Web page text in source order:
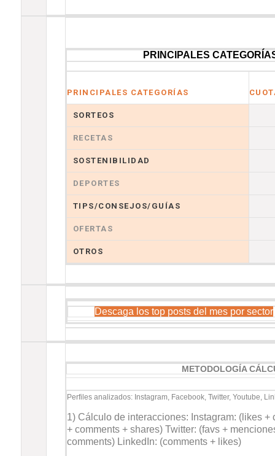
PRINCIPALES
PRINCIPALES CATEGORÍAS
SORTEOS
RECETAS
SOSTENIBILIDAD
DEPORTES
TIPS/CONSEJOS/GUÍAS
OFERTAS
OTROS
Descaga los top posts del mes por sector
METODOLOGÍA
Perfiles analizados: Instagram, Facebook, Twitter, Youtube,
1) Cálculo de interacciones: Instagram: (likes
+ comments + shares) Twitter: (favs +
comments) LinkedIn: (comments + likes)